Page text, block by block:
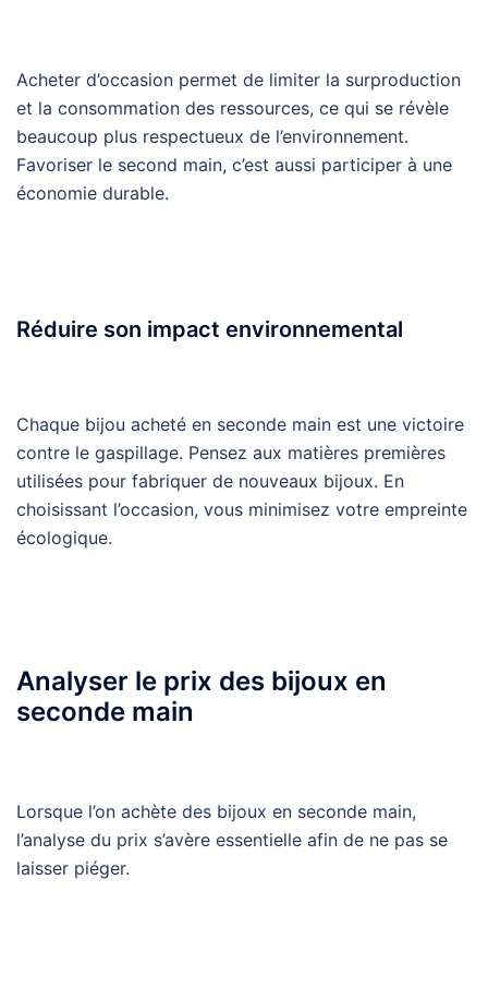
Acheter d’occasion permet de limiter la surproduction
et la consommation des ressources, ce qui se révèle
beaucoup plus respectueux de l’environnement.
Favoriser le second main, c’est aussi participer à une
économie durable.
Réduire son impact environnemental
Chaque bijou acheté en seconde main est une victoire
contre le gaspillage. Pensez aux matières premières
utilisées pour fabriquer de nouveaux bijoux. En
choisissant l’occasion, vous minimisez votre empreinte
écologique.
Analyser le prix des bijoux en
seconde main
Lorsque l’on achète des bijoux en seconde main,
l’analyse du prix s’avère essentielle afin de ne pas se
laisser piéger.